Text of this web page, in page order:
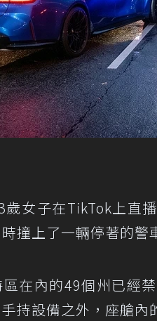
歲女子在TikTok上直
撞上了一輛停著的警
在內的49個州已經
持設備之外，座艙